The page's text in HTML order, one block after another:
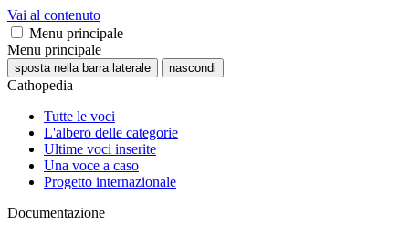
Vai al contenuto
Menu principale
Menu principale
sposta nella barra laterale nascondi
Cathopedia
Tutte le voci
L'albero delle categorie
Ultime voci inserite
Una voce a caso
Progetto internazionale
Documentazione